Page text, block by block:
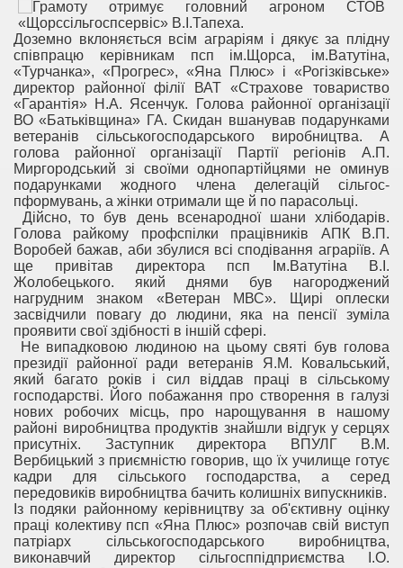
Доземно вклоняється всім аграріям і дякує за плідну
співпрацю керівникам псп ім.Щорса, ім.Ватутіна,
«Турчанка», «Прогрес», «Яна Плюс» і «Рогізківське»
директор районної філії ВАТ «Страхове товариство
«Гарантія» Н.А. Ясенчук. Голова районної організації
ВО «Батьківщина» ГА. Скидан вшанував подарунками
ветеранів сільськогосподарського виробництва. А
голова районної організації Партії регіонів А.П.
Миргородський зі своїми однопартійцями не оминув
подарунками жодного члена делегацій сільгос-
пформувань, а жінки отримали ще й по парасольці.
Дійсно, то був день всенародної шани хлібодарів.
Голова райкому профспілки працівників АПК В.П.
Воробей бажав, аби збулися всі сподівання аграріїв. А
ще привітав директора псп Ім.Ватутіна В.І.
Жолобецького. який днями був нагороджений
нагрудним знаком «Ветеран МВС». Щирі оплески
засвідчили повагу до людини, яка на пенсії зуміла
проявити свої здібності в іншій сфері.
Не випадковою людиною на цьому святі був голова
президії районної ради ветеранів Я.М. Ковальський,
який багато років і сил віддав праці в сільському
господарстві. Його побажання про створення в галузі
нових робочих місць, про нарощування в нашому
районі виробництва продуктів знайшли відгук у серцях
присутніх. Заступник директора ВПУЛГ В.М.
Вербицький з приємністю говорив, що їх училище готує
кадри для сільського господарства, а серед
передовиків виробництва бачить колишніх випускників.
Із подяки районному керівництву за об'єктивну оцінку
праці колективу псп «Яна Плюс» розпочав свій виступ
патріарх сільськогосподарського виробництва,
виконавчий директор сільгосппідприємства І.О.